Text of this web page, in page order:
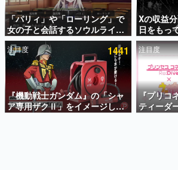
アプリセール情報
インタビュー
連載・特集一覧
殿堂入り記事
SNS拡散数が数千以上！ ページ
ど。多くの人々に読まれた、電フ
事をまとめました。
「パリィ」や「ローリング」で
女の子と会話するソウルライク
恋愛ゲーム『小早川さんはソウ
ルライク』無料公開。返事に失
敗すると「YOU DIED」
Xの収益
日をもっ
化制度「
Rewards
注目度 1441
『機動戦士ガンダム』の「シャ
ア専用ザクⅡ」をイメージした
散水ホースリールが予約開始。
注目度
『プリコ
ティーダ
定！“最